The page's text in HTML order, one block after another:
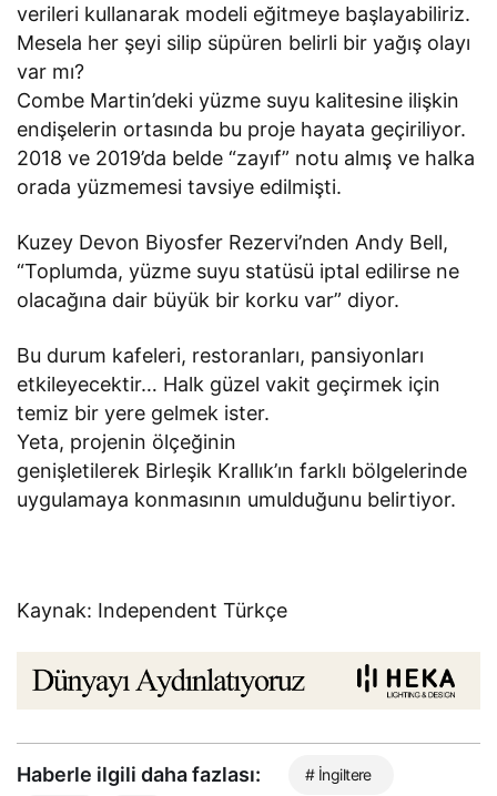
verileri kullanarak modeli eğitmeye başlayabiliriz.
Mesela her şeyi silip süpüren belirli bir yağış olayı
var mı?
Combe Martin’deki yüzme suyu kalitesine ilişkin
endişelerin ortasında bu proje hayata geçiriliyor.
2018 ve 2019’da belde “zayıf” notu almış ve halka
orada yüzmemesi tavsiye edilmişti.
Kuzey Devon Biyosfer Rezervi’nden Andy Bell,
“Toplumda, yüzme suyu statüsü iptal edilirse ne
olacağına dair büyük bir korku var” diyor.
Bu durum kafeleri, restoranları, pansiyonları
etkileyecektir… Halk güzel vakit geçirmek için
temiz bir yere gelmek ister.
Yeta, projenin ölçeğinin
genişletilerek Birleşik Krallık’ın farklı bölgelerinde
uygulamaya konmasının umulduğunu belirtiyor.
Kaynak: Independent Türkçe
Haberle ilgili daha fazlası: # İngiltere